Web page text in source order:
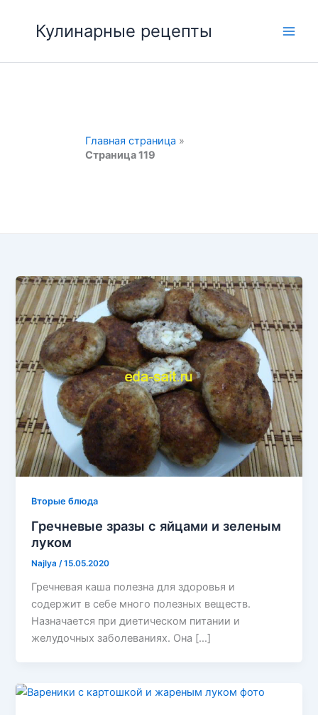
содержимому
Кулинарные рецепты
Главная страница »
Страница 119
Вторые блюда
Гречневые зразы с яйцами и зеленым
луком
Najlya/15.05.2020
Гречневая каша полезна для здоровья и
содержит в себе много полезных веществ.
Назначается при диетическом питании и
желудочных заболеваниях. Она […]